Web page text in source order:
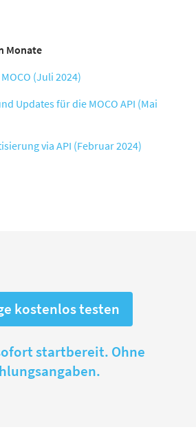
Monate
(Juli 2024)
Updates für die MOCO API (Mai
via API (Februar 2024)
kostenlos testen
startbereit. Ohne